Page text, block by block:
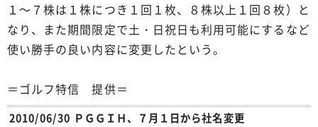
１～７株は１株につき１回１枚、８株以上１回８枚）と
なり、また期間限定で土・日祝日も利用可能にするなど
使い勝手の良い内容に変更したという。
＝ゴルフ特信 提供＝
2010/06/30 ＰＧＧＩＨ、７月１日から社名変更